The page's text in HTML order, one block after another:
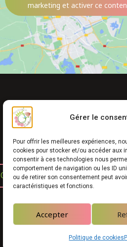
Gérer le
Pour offrir les meilleures expériences,
cookies pour stocker et/ou accéder aux
consentir à ces technologies nous
comportement de navigation ou les ID
ou de retirer son consentement peut
caractéristiques et fonctions.
Accepter
Politique de cookies
marketing et activer ce
Crédits|Nos partenaires